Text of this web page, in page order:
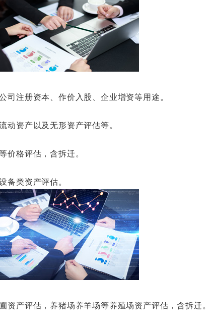
注册资本、作价入股、企业增资等用途。
资产以及无形资产评估等。
格评估，含拆迁。
类资产评估。
产评估，养猪场养羊场等养殖场资产评估，含拆迁。